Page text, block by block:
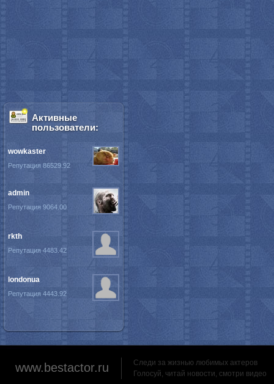
Активные
пользователи:
wowkaster
Репутация 86529.92
admin
Репутация 9064.00
rkth
Репутация 4483.42
londonua
Репутация 4443.92
www.bestactor.ru
Следи за жизнью любимых актеров
Голосуй, читай новости, смотри видео